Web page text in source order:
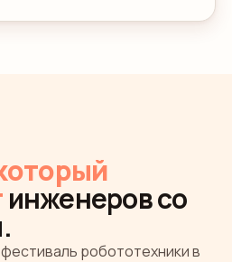
инженеров со
робототехники в